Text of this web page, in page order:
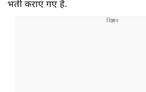
भर्ती कराए गए हैं.